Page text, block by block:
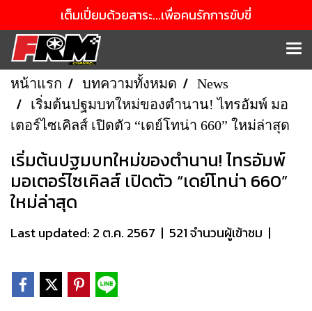
เต็มเปี่ยมด้วยสาระ...เพื่อคนรักการขับขี่
หน้าแรก บทความทั้งหมด
News
เริ่มต้นปฐมบทใหม่ของตำนาน! ไทรอัมพ์ มอ
เตอร์ไซเคิลส์ เปิดตัว “เดย์โทน่า 660” ใหม่ล่าสุด
เริ่มต้นปฐมบทใหม่ของตำนาน! ไทรอัมพ์
มอเตอร์ไซเคิลส์ เปิดตัว “เดย์โทน่า 660”
ใหม่ล่าสุด
Last updated: 2 ต.ค. 2567 | 521 จำนวนผู้เข้าชม |